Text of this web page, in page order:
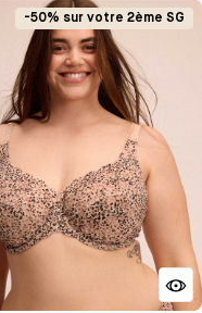
-50% sur votre 2ème SG